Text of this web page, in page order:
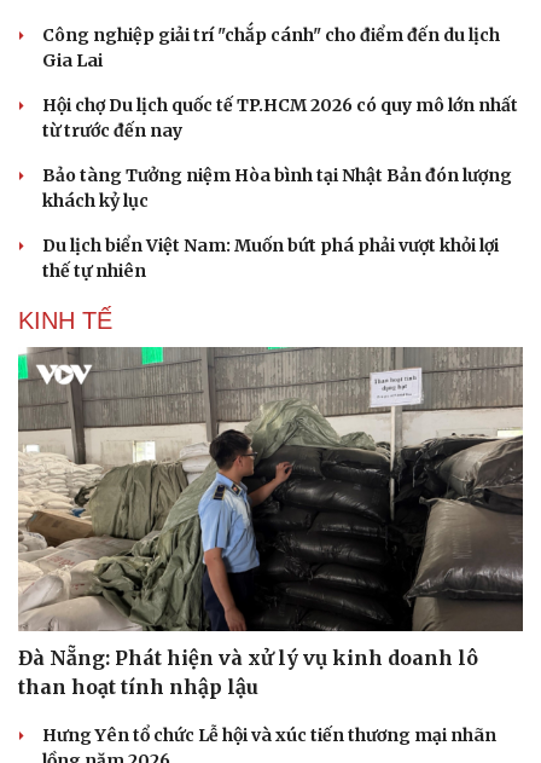
Công nghiệp giải trí "chắp cánh" cho điểm đến du lịch
Gia Lai
Hội chợ Du lịch quốc tế TP.HCM 2026 có quy mô lớn nhất
từ trước đến nay
Bảo tàng Tưởng niệm Hòa bình tại Nhật Bản đón lượng
khách kỷ lục
Du lịch biển Việt Nam: Muốn bứt phá phải vượt khỏi lợi
thế tự nhiên
KINH TẾ
Đà Nẵng: Phát hiện và xử lý vụ kinh doanh lô
than hoạt tính nhập lậu
Hưng Yên tổ chức Lễ hội và xúc tiến thương mại nhãn